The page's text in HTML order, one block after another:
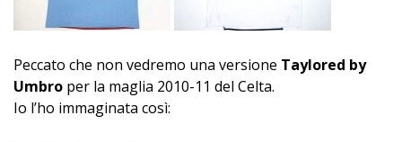
Peccato che non vedremo una versione Taylored by
Umbro per la maglia 2010-11 del Celta.
Io l’ho immaginata così: